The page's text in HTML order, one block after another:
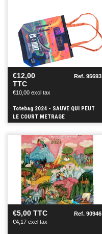
SEE
+
€12,00
TTC
€10,00 excl tax
Ref. 95693
Totebag 2024 - SAUVE QUI PEUT
LE COURT METRAGE
SEE
+
€5,00 TTC
€4,17 excl tax
Ref. 90946